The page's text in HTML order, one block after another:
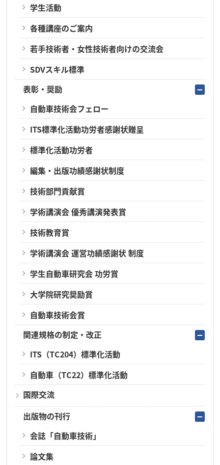
学生活動
各種講座のご案内
若手技術者・女性技術者向けの交流会
SDVスキル標準
表彰・奨励
自動車技術会フェロー
ITS標準化活動功労者感謝状贈呈
標準化活動功労者
編集・出版功績感謝状制度
技術部門貢献賞
学術講演会 優秀講演発表賞
技術教育賞
学術講演会 運営功績感謝状 制度
学生自動車研究会 功労賞
大学院研究奨励賞
自動車技術会賞
関連規格の制定・改正
ITS（TC204）標準化活動
自動車（TC22）標準化活動
国際交流
出版物の刊行
会誌「自動車技術」
論文集